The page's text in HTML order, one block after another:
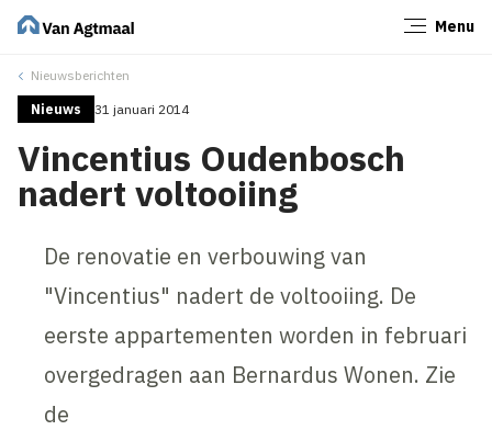
Menu
Nieuwsberichten
Nieuws 31 januari 2014
Vincentius Oudenbosch
nadert voltooiing
De renovatie en verbouwing van
"Vincentius" nadert de voltooiing. De
eerste appartementen worden in februari
overgedragen aan Bernardus Wonen. Zie
de
Sluiten